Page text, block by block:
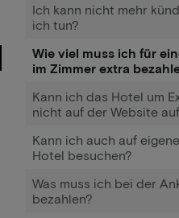
Ich kann nicht mehr
ich tun?
Wie viel muss ich für
im Zimmer extra
Kann ich das Hotel um
nicht auf der Website
Kann ich auch auf
Hotel besuchen?
Was muss ich bei der
bezahlen?